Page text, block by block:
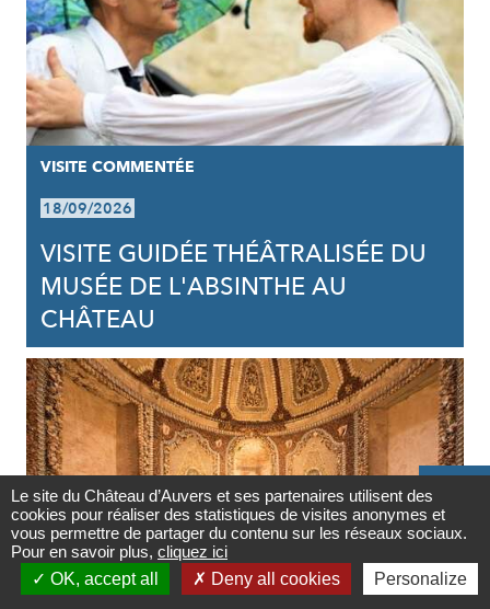
Contact

Newsletter
VISITE COMMENTÉE
18/09/2026
VISITE GUIDÉE THÉÂTRALISÉE DU
MUSÉE DE L'ABSINTHE AU
CHÂTEAU
Le site du Château d’Auvers et ses partenaires utilisent des
cookies pour réaliser des statistiques de visites anonymes et
vous permettre de partager du contenu sur les réseaux sociaux.
Pour en savoir plus, cliquez ici
OK, accept all
Deny all cookies Personalize